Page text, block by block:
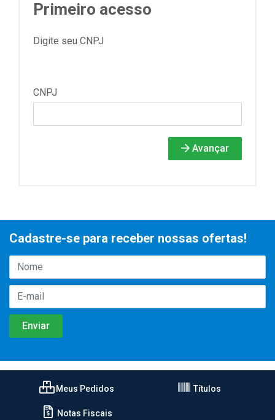
Primeiro acesso
Digite seu CNPJ
CNPJ
Avançar
Cadastre-se para receber nossas ofertas!
Meus Pedidos Títulos
Notas Fiscais